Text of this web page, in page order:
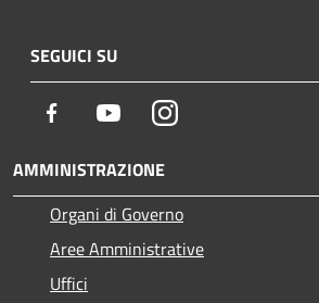
SEGUICI SU
Facebook YoutubeInstagram
AMMINISTRAZIONE
Organi di Governo
Aree Amministrative
Uffici